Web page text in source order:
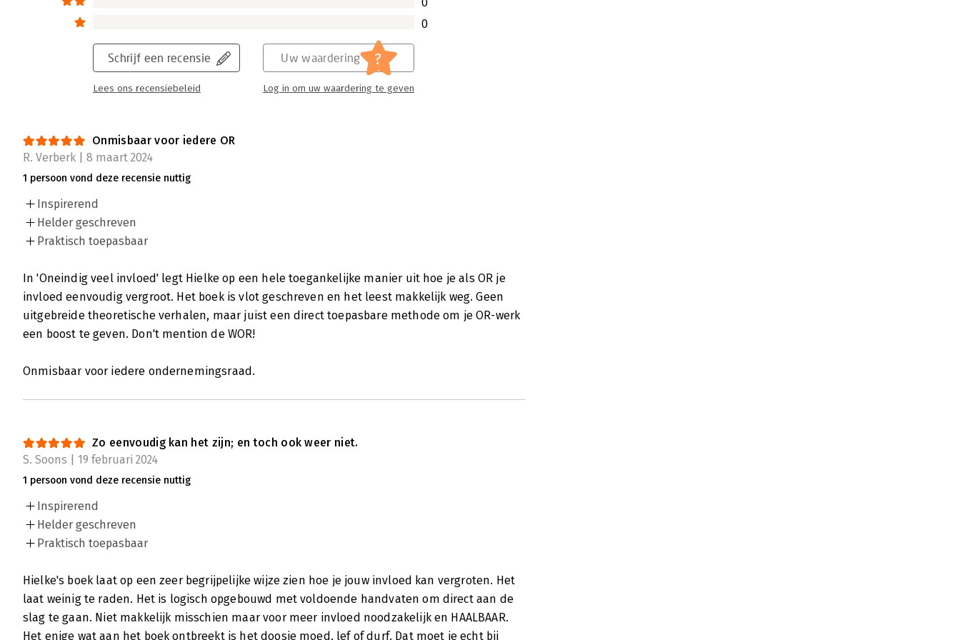
0
Schrijf een recensie
Lees ons recensiebeleid
Uw waardering ?
Log in om uw waardering te geven
Onmisbaar voor iedere OR
R. Verberk | 8 maart 2024
1 persoon vond deze recensie nuttig
Inspirerend
Helder geschreven
Praktisch toepasbaar
In 'Oneindig veel invloed' legt Hielke op een hele toegankelijke manier uit hoe je als OR je
invloed eenvoudig vergroot. Het boek is vlot geschreven en het leest makkelijk weg. Geen
uitgebreide theoretische verhalen, maar juist een direct toepasbare methode om je OR-werk
een boost te geven. Don't mention de WOR!
Onmisbaar voor iedere ondernemingsraad.
Zo eenvoudig kan het zijn; en toch ook weer niet.
S. Soons | 19 februari 2024
1 persoon vond deze recensie nuttig
Inspirerend
Helder geschreven
Praktisch toepasbaar
Hielke's boek laat op een zeer begrijpelijke wijze zien hoe je jouw invloed kan vergroten. Het
laat weinig te raden. Het is logisch opgebouwd met voldoende handvaten om direct aan de
slag te gaan. Niet makkelijk misschien maar voor meer invloed noodzakelijk en HAALBAAR.
Het enige wat aan het boek ontbreekt is het doosje moed, lef of durf. Dat moet je echt bij